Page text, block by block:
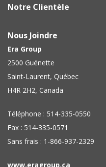
Notre Clientèle
Nous Joindre
Era Group
2500 Guénette
Saint-Laurent, Québec
H4R 2H2, Canada
Téléphone : 514-335-0550
Fax : 514-335-0571
Sans frais : 1-866-937-2329
www.eragroup.ca